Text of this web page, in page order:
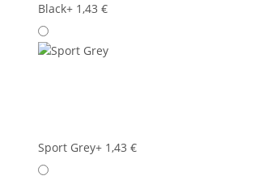
Black+ 1,43 €
Sport Grey+ 1,43 €